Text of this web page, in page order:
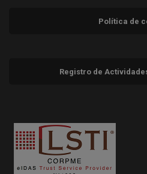
Política de
Registro de